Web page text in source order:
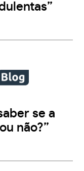
se a
não?”